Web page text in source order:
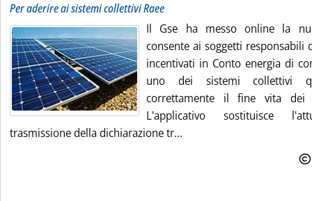
Per aderire ai sistemi collettivi Raee
Il Gse ha messo online la
consente ai soggetti
incentivati in Conto energia di
uno dei sistemi collettivi
correttamente il fine vita dei
L'applicativo sostituisce
trasmissione della dichiarazione tr...